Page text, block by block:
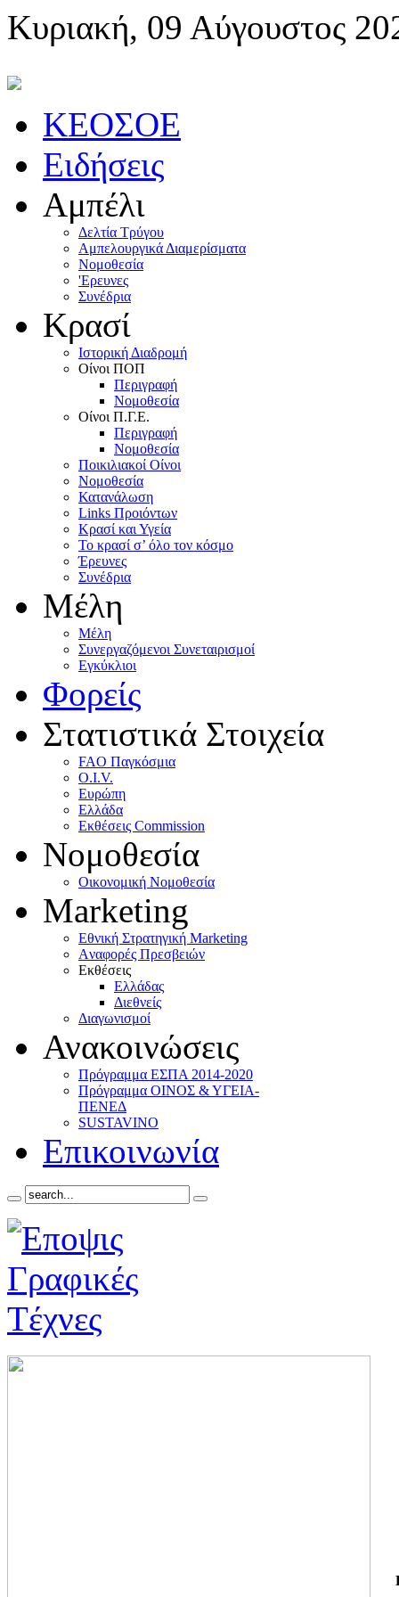
Κυριακή, 09 Αύγουστος
KEOΣOE
Ειδήσεις
Αμπέλι
Δελτία Τρύγου
Αμπελουργικά Διαμερίσματα
Nομοθεσία
'Eρευνες
Συνέδρια
Κρασί
Iστορική Διαδρομή
Oίνοι ΠOΠ
Περιγραφή
Nομοθεσία
Oίνοι Π.Γ.E.
Περιγραφή
Νομοθεσία
Ποικιλιακοί Oίνοι
Nομοθεσία
Κατανάλωση
Links Προιόντων
Κρασί και Υγεία
To κρασί σ’ όλο τον κόσμο
Έρευνες
Συνέδρια
Μέλη
Mέλη
Συνεργαζόμενοι Συνεταιρισμοί
Εγκύκλιοι
Φορείς
Στατιστικά Στοιχεία
FAO Παγκόσμια
O.I.V.
Ευρώπη
Ελλάδα
Eκθέσεις Commission
Νομοθεσία
Οικονομική Νομοθεσία
Marketing
Eθνική Στρατηγική Marketing
Aναφορές Πρεσβειών
Eκθέσεις
Eλλάδας
Διεθνείς
Διαγωνισμοί
Ανακοινώσεις
Πρόγραμμα ΕΣΠΑ 2014-2020
Πρόγραμμα ΟΙΝΟΣ & ΥΓΕΙΑ-
ΠΕΝΕΔ
SUSTAVINO
Επικοινωνία